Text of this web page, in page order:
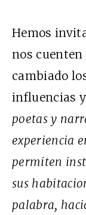
Hemos
nos cuenten
cambiado
influencias
poetas y
experiencia
permiten
sus
palabra,